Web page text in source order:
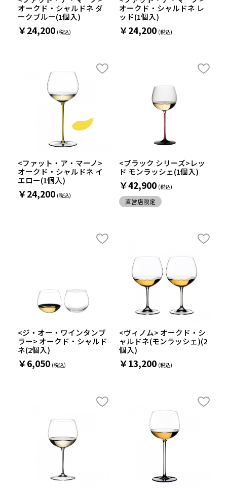
オークド・シャルドネ ダ
ークブルー(1個入)
￥24,200
オークド・シャルドネ レ
ッド(1個入)
￥24,200
<ファット・ア・マーノ>
オークド・シャルドネ イ
エロー(1個入)
￥24,200
<ブラック シリーズ>レッ
ド モンラッシェ(1個入)
￥42,900
直営店限定
<ジ・オー・ワインタンブ
ラー> オークド・シャルド
ネ(2個入)
￥6,050
<ヴィノム> オークド・シ
ャルドネ(モンラッシェ)(2
個入)
￥13,200